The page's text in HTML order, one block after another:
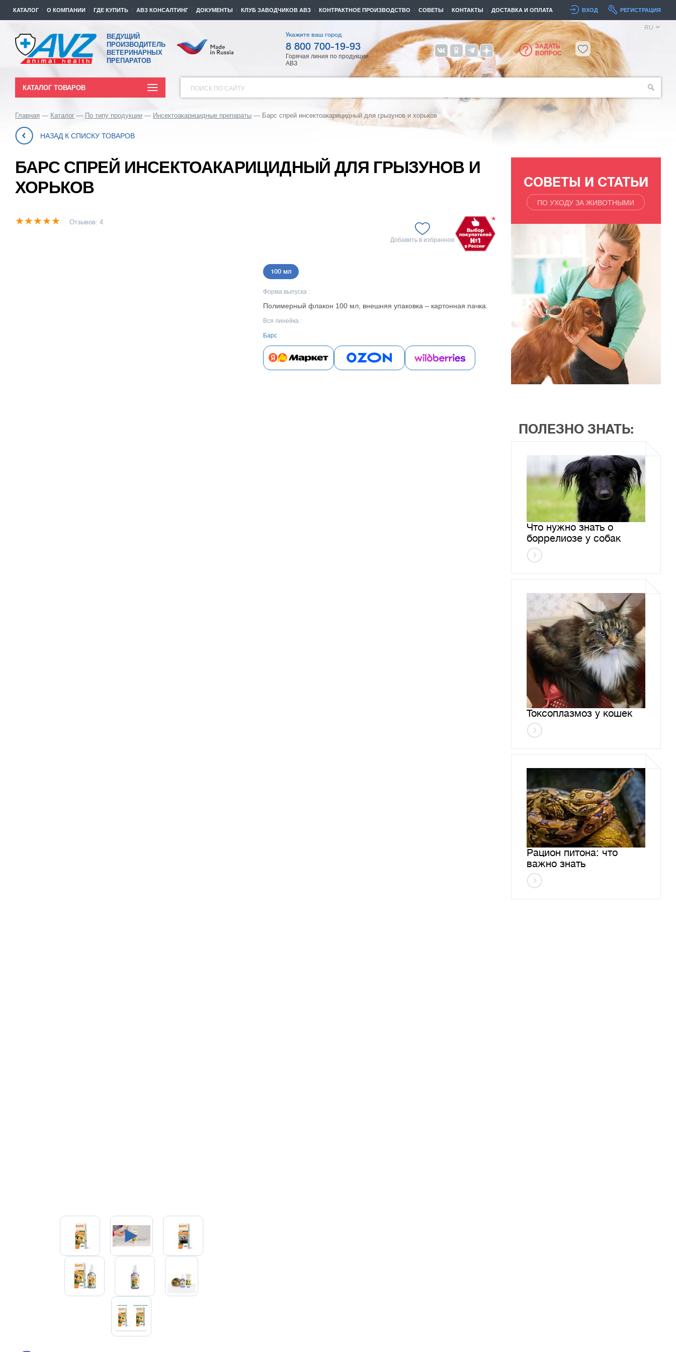
КАТАЛОГ О КОМПАНИИ ГДЕ КУПИТЬ АВЗ КОНСАЛТИНГ ДОКУМЕНТЫ КЛУБ ЗАВОДЧИКОВ АВЗ КОНТРАКТНОЕ ПРОИЗВОДСТВО СОВЕТЫ КОНТАКТЫ ДОСТАВКА И ОПЛАТА ВХОД РЕГИСТРАЦИЯ
ВЕДУЩИЙ
ПРОИЗВОДИТЕЛЬ
ВЕТЕРИНАРНЫХ
ПРЕПАРАТОВ
Укажите ваш город
8 800 700-19-93
Горячая линия по продукции
АВЗ
ЗАДАТЬ
ВОПРОС
RU
КАТАЛОГ ТОВАРОВ ПОИСК ПО САЙТУ
Главная Каталог По типу продукции Инсектоакарицидные препараты Барс спрей инсектоакарицидный для грызунов и хорьков
НАЗАД К СПИСКУ ТОВАРОВ
БАРС СПРЕЙ ИНСЕКТОАКАРИЦИДНЫЙ ДЛЯ ГРЫЗУНОВ И
ХОРЬКОВ
Отзывов: 4
Добавить в избранное
100 мл
Форма выпуска :
Полимерный флакон 100 мл, внешняя упаковка – картонная пачка.
Вся линейка :
Барс
СОВЕТЫ И СТАТЬИ
ПО УХОДУ ЗА ЖИВОТНЫМИ
ПОЛЕЗНО ЗНАТЬ:
Что нужно знать о
боррелиозе у собак
Токсоплазмоз у кошек
Рацион питона: что
важно знать